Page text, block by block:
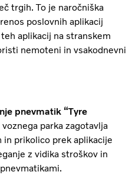
trgih. To je naročniška
poslovnih aplikacij
aplikacij na stranskem
nemoteni in vsakodnevni
pnevmatik “Tyre
parka zagotavlja
prikolico prek aplikacije
z vidika stroškov in